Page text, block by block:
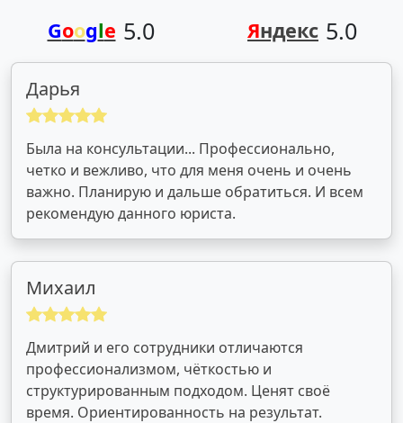
Google 5.0 Яндекс 5.0
Дарья
Была на консультации... Профессионально,
четко и вежливо, что для меня очень и очень
важно. Планирую и дальше обратиться. И всем
рекомендую данного юриста.
Михаил
Дмитрий и его сотрудники отличаются
профессионализмом, чёткостью и
структурированным подходом. Ценят своё
время. Ориентированность на результат.